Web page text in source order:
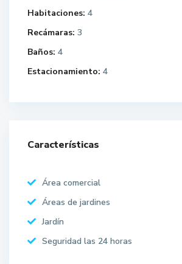
Habitaciones: 4
Recámaras: 3
Baños: 4
Estacionamiento: 4
Características
Área comercial
Áreas de jardines
Jardín
Seguridad las 24 horas